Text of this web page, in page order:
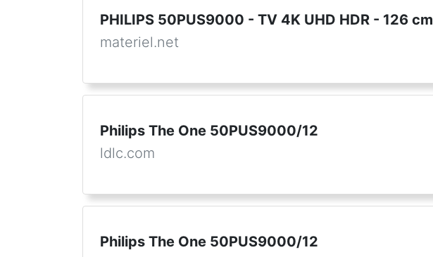
PHILIPS 50PUS9000 - TV 4K UHD HDR - 126 cm
materiel.net
Philips The One 50PUS9000/12
ldlc.com
Philips The One 50PUS9000/12